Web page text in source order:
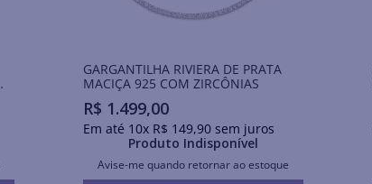
GARGANTILHA RIVIERA DE PRATA
MACIÇA 925 COM ZIRCÔNIAS
R$ 1.499,00
Em até 10x R$ 149,90sem juros
Produto Indisponível
Avise-me quando retornar ao estoque